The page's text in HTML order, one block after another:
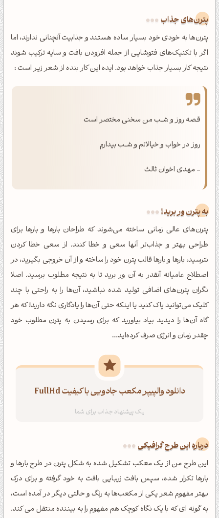
پترن‌های جذاب
پترن‌ها به خودی خود بسیار ساده هستند و جذابیت آنچنانی ندارند، اما
اگر با تکنیک‌های فتوشاپی از جمله افزودن بافت و سایه ترکیب شوند
نتیجه کار بسیار جذاب خواهد بود. ایده این کار بنده از شعر زیر است :
قـصه روز و شــب من سخنی مختصر است
روز در خواب و خیالاتم و شــب بیدارم
- مهدی اخوان ثالث
به پترن ور برید!
پترن‌های عالی زمانی ساخته می‌شوند که طراحان بارها و بارها برای
طراحی بهتر و جذاب‌تر آنها سعی و خطا کنند. از سعی خطا کردن
نترسید، بارها و بارها قالب پترن خود را ساخته و از آن خروجی بگیرید، در
اصطلاح عامیانه آنقدر به آن ور برید تا به نتیجه مطلوب برسید. اصلا
نگران پترن‌های اضافی تولید شده نباشید، آن‌ها را به راحتی با چند
کلیک می‌توانید پاک کنید یا اینکه حتی آن‌ها را یادگاری نگه دارید! که هر
گاه آن‌ها را دیدید بیاد بیاورید که برای رسیدن به پترن مطلوب خود
چقدر زمان و انرژی صرف کرده‌اید...
دانلود والپیپر مکعب جادویی با کیفیت FullHd
درباره این طرح گرافیکی
این طرح من از یک معکب تشکیل شده به شکل پترن در طرح بارها و
بارها تکرار شده، سپس بافت زیبایی بافت به خود گرفته و برای درک
بهتر مفهوم شعر یکی از مکعب‌ها به رنگ و حالتی دیگر در آمده است،
به گونه ای که با یک نگاه کوچک هم مفهوم را به بیننده منتقل می کند.